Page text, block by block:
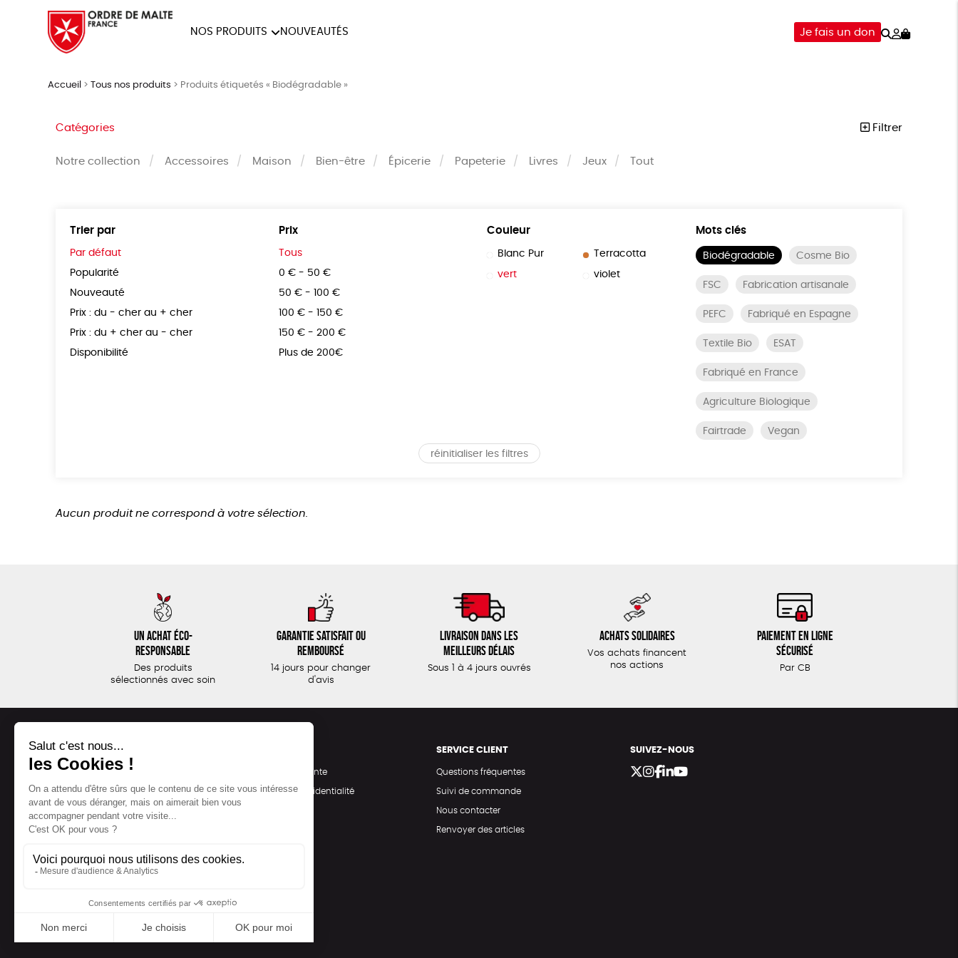
NOS PRODUITS NOUVEAUTÉS Je fais un don Rechercher
Mon
Accueil >Tous nos produits > Produits étiquetés « Biodégradable »
Catégories Filtrer
Notre collection Accessoires Maison Bien-être Épicerie Papeterie Livres Jeux Tout
Trier par
Par défaut
Popularité
Nouveauté
Prix : du - cher au + cher
Prix : du + cher au - cher
Disponibilité
Prix
Tous
0 € - 50 €
50 € - 100 €
100 € - 150 €
150 € - 200 €
Plus de 200€
Couleur
Blanc Pur Terracotta
vert violet
Mots clés
Biodégradable Cosme Bio
FSC Fabrication artisanale
PEFC Fabriqué en Espagne
Textile Bio ESAT
Fabriqué en France
Agriculture Biologique
Fairtrade Vegan
réinitialiser les filtres
Aucun produit ne correspond à votre sélection.
Un achat éco-
responsable
Des produits
sélectionnés avec soin
Garantie satisfait ou
remboursé
14 jours pour changer
d'avis
Livraison dans les
meilleurs délais
Sous 1 à 4 jours ouvrés
Achats solidaires
Vos achats financent
nos actions
Paiement en ligne
sécurisé
Par CB
NOS PRODUITS
Notre collection
Accessoires
Bien-être
Papeterie
Conditions de vente
Politique de confidentialité
SERVICE CLIENT
Questions fréquentes
Suivi de commande
Nous contacter
Renvoyer des articles
SUIVEZ-NOUS